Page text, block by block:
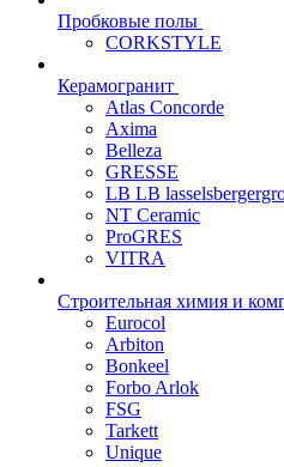
Пробковые полы
CORKSTYLE
Керамогранит
Atlas Concorde
Axima
Belleza
GRESSE
LB LB
NT Ceramic
ProGRES
VITRA
Строительная химия и
Eurocol
Arbiton
Bonkeel
Forbo Arlok
FSG
Tarkett
Unique